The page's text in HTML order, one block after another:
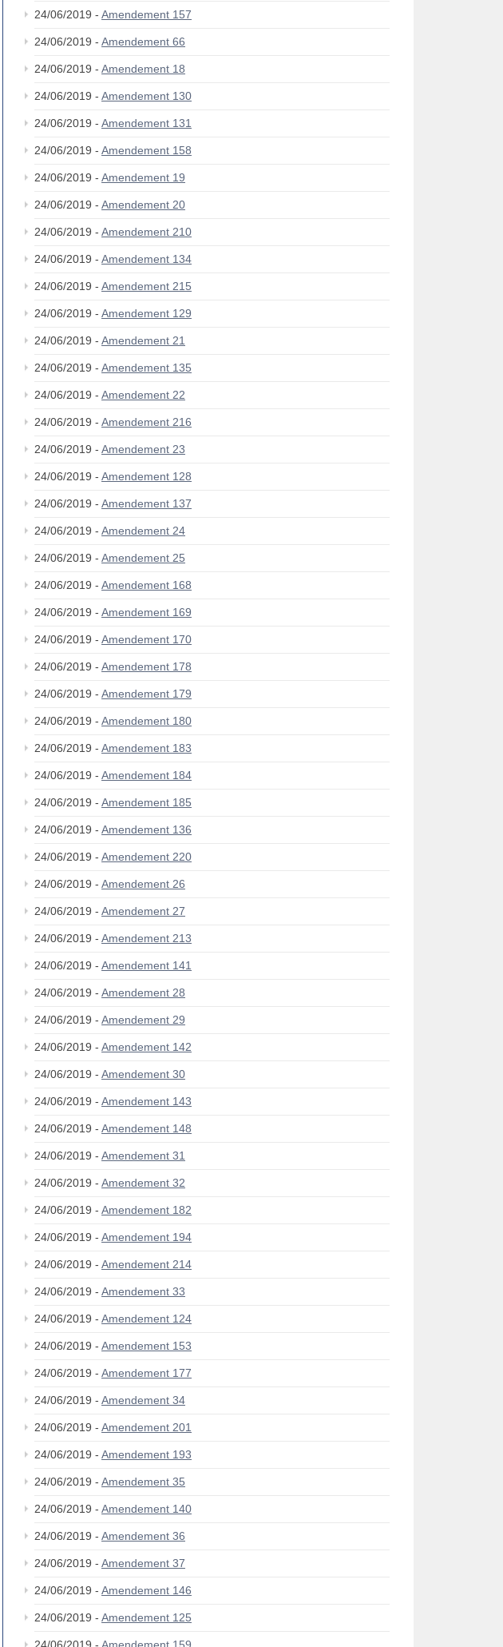
24/06/2019 - Amendement 157
24/06/2019 - Amendement 66
24/06/2019 - Amendement 18
24/06/2019 - Amendement 130
24/06/2019 - Amendement 131
24/06/2019 - Amendement 158
24/06/2019 - Amendement 19
24/06/2019 - Amendement 20
24/06/2019 - Amendement 210
24/06/2019 - Amendement 134
24/06/2019 - Amendement 215
24/06/2019 - Amendement 129
24/06/2019 - Amendement 21
24/06/2019 - Amendement 135
24/06/2019 - Amendement 22
24/06/2019 - Amendement 216
24/06/2019 - Amendement 23
24/06/2019 - Amendement 128
24/06/2019 - Amendement 137
24/06/2019 - Amendement 24
24/06/2019 - Amendement 25
24/06/2019 - Amendement 168
24/06/2019 - Amendement 169
24/06/2019 - Amendement 170
24/06/2019 - Amendement 178
24/06/2019 - Amendement 179
24/06/2019 - Amendement 180
24/06/2019 - Amendement 183
24/06/2019 - Amendement 184
24/06/2019 - Amendement 185
24/06/2019 - Amendement 136
24/06/2019 - Amendement 220
24/06/2019 - Amendement 26
24/06/2019 - Amendement 27
24/06/2019 - Amendement 213
24/06/2019 - Amendement 141
24/06/2019 - Amendement 28
24/06/2019 - Amendement 29
24/06/2019 - Amendement 142
24/06/2019 - Amendement 30
24/06/2019 - Amendement 143
24/06/2019 - Amendement 148
24/06/2019 - Amendement 31
24/06/2019 - Amendement 32
24/06/2019 - Amendement 182
24/06/2019 - Amendement 194
24/06/2019 - Amendement 214
24/06/2019 - Amendement 33
24/06/2019 - Amendement 124
24/06/2019 - Amendement 153
24/06/2019 - Amendement 177
24/06/2019 - Amendement 34
24/06/2019 - Amendement 201
24/06/2019 - Amendement 193
24/06/2019 - Amendement 35
24/06/2019 - Amendement 140
24/06/2019 - Amendement 36
24/06/2019 - Amendement 37
24/06/2019 - Amendement 146
24/06/2019 - Amendement 125